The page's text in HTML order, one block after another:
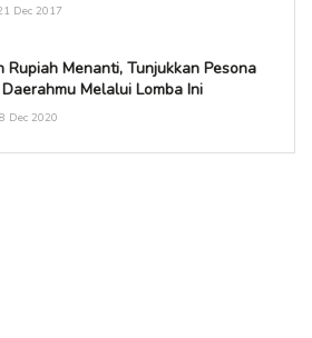
Dec 2017
Rupiah Menanti, Tunjukkan Pesona
Melalui Lomba Ini
Dec 2020